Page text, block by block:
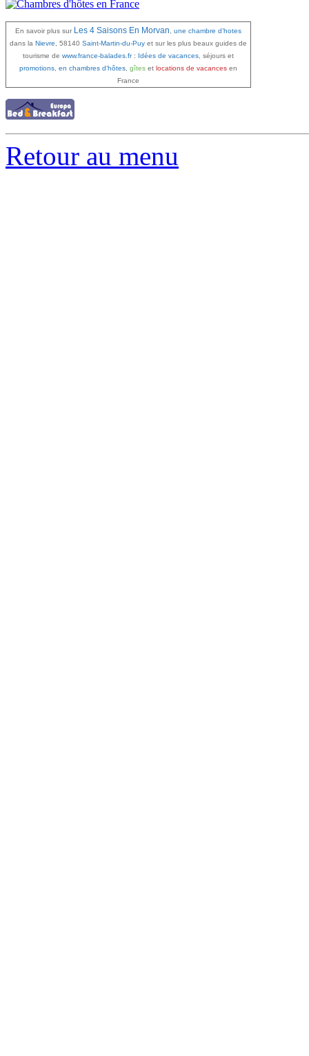
En savoir plus sur Les 4 Saisons En Morvan
une chambre d’hotes
dans la Nievre , 58140 Saint-Martin-du-Puy et sur les plus beaux guides de
tourisme de www.france-balades.fr: Idées de vacances , séjours et
promotions en chambres d’hôtes gîtes et locations de vacances en
France
Retour au menu